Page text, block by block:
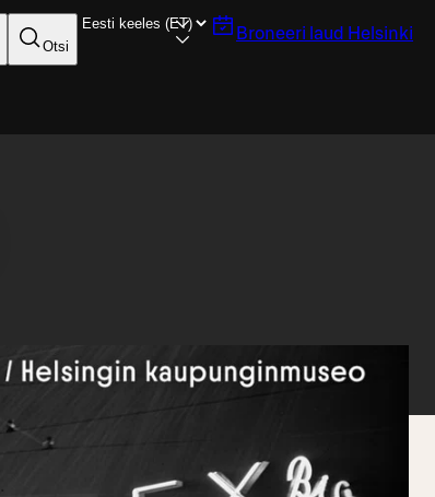
Otsi
Broneeri laud Helsinki